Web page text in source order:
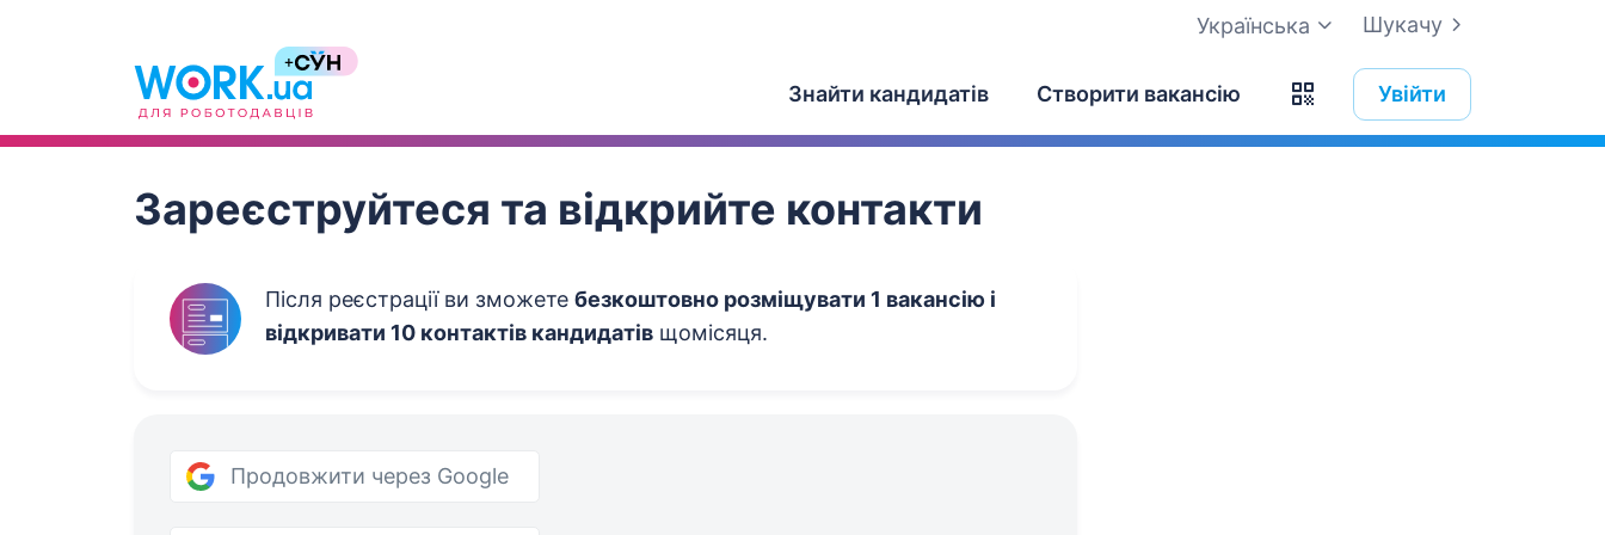
Шукачу
Українська
Work.ua
Знайти кандидатів Створити вакансію Увійти
Зареєструйтеся та відкрийте контакти
Після реєстрації ви зможете безкоштовно розміщувати 1 вакансію і
відкривати 10 контактів кандидатів щомісяця.
Продовжити через Google